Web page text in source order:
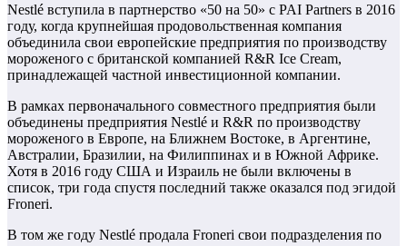
Nestlé вступила в партнерство «50 на 50» с PAI Partners в 2016
году, когда крупнейшая продовольственная компания
объединила свои европейские предприятия по производству
мороженого с британской компанией R&R Ice Cream,
принадлежащей частной инвестиционной компании.
В рамках первоначального совместного предприятия были
объединены предприятия Nestlé и R&R по производству
мороженого в Европе, на Ближнем Востоке, в Аргентине,
Австралии, Бразилии, на Филиппинах и в Южной Африке.
Хотя в 2016 году США и Израиль не были включены в
список, три года спустя последний также оказался под эгидой
Froneri.
В том же году Nestlé продала Froneri свои подразделения по